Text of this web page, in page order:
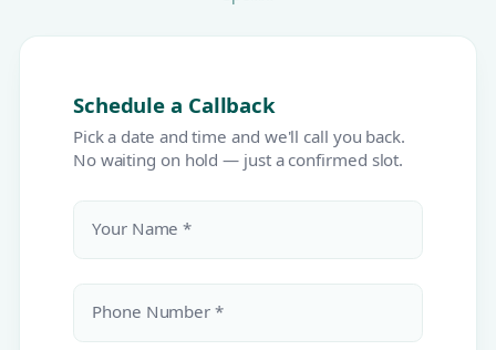
Schedule a Callback
Pick a date and time and we'll call you back.
No waiting on hold — just a confirmed slot.
Your Name *
Phone Number *